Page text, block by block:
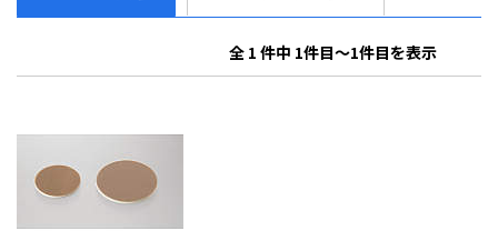
全 1 件中 1件目～1件目を表示